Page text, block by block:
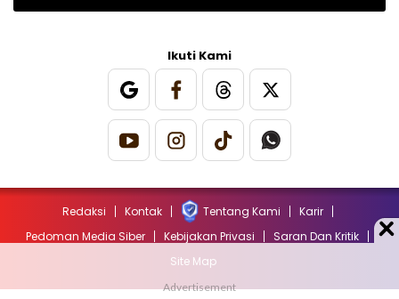
Ikuti Kami
Redaksi Kontak Tentang Kami
Karir
Pedoman Media Siber
Kebijakan Privasi
Saran Dan Kritik
Site Map